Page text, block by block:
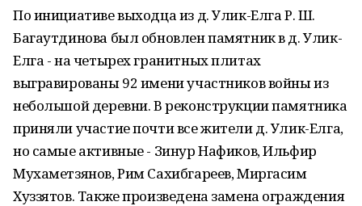
По инициативе выходца из д. Улик-Елга Р. Ш.
Багаутдинова был обновлен памятник в д. Улик-
Елга - на четырех гранитных плитах
выгравированы 92 имени участников войны из
небольшой деревни. В реконструкции памятника
приняли участие почти все жители д. Улик-Елга,
но самые активные - Зинур Нафиков, Ильфир
Мухаметзянов, Рим Сахибгареев, Миргасим
Хуззятов. Также произведена замена ограждения